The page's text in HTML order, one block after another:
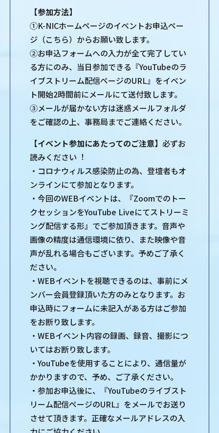
【参加⽅法】
①K-NICホームページのイベントお申込ペー
ジ（こちら）からお願い致します。
②お申込フォームへの⼊⼒が全て完了してい
る⽅にのみ、当⽇参加できる『YouTubeのラ
イブストリーム配信ページのURL』をイベン
ト開始2時間前にメールにて送付致します。
③メールが届かない⽅は迷惑メールフォルダ
をご確認の上、事務局までご連絡ください。
【イベント参加にあたってのご注意】 必ずお
読みください︕
・コロナウィルス感染防⽌の為、登壇者もオ
ンラインにて参加となります。
・今回のWEBイベントは、『Zoomでのトー
クセッションをYouTube Liveにてストリーミ
ング配信する形』でご参加頂きます。⾳声や
画像の精度は通信環境に依り、また映像や⾳
声が乱れる場合もございます。予めご了承く
ださい。
・WEBイベントを視聴できるのは、事前にメ
ンバー会員登録頂いた⽅のみとなります。お
申込時にフォームに未記⼊がある⽅はご参加
をお断り致します。
・WEBイベント内容の録画、録⾳、撮影につ
いてはお断り致します。
・YouTubeを使⽤することにより、通信量が
かかりますので、予め、ご了承ください。
・参加お申込後に、『YouTubeのライブスト
リーム配信ページのURL』をメールでお送り
させて頂きます。正確なメールアドレスの⼊